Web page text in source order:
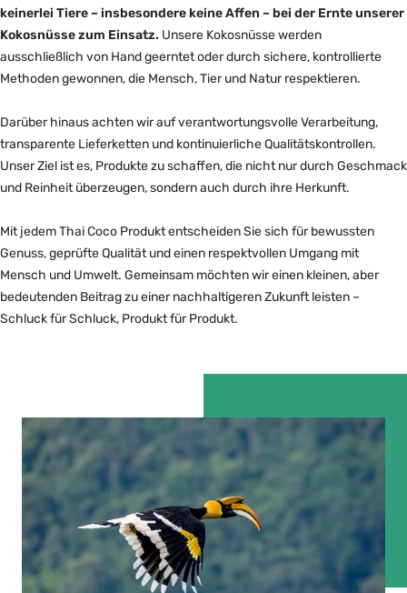
keinerlei Tiere – insbesondere keine Affen – bei der Ernte unserer
Kokosnüsse zum Einsatz. Unsere Kokosnüsse werden
ausschließlich von Hand geerntet oder durch sichere, kontrollierte
Methoden gewonnen, die Mensch, Tier und Natur respektieren.
Darüber hinaus achten wir auf verantwortungsvolle Verarbeitung,
transparente Lieferketten und kontinuierliche Qualitätskontrollen.
Unser Ziel ist es, Produkte zu schaffen, die nicht nur durch Geschmack
und Reinheit überzeugen, sondern auch durch ihre Herkunft.
Mit jedem Thai Coco Produkt entscheiden Sie sich für bewussten
Genuss, geprüfte Qualität und einen respektvollen Umgang mit
Mensch und Umwelt. Gemeinsam möchten wir einen kleinen, aber
bedeutenden Beitrag zu einer nachhaltigeren Zukunft leisten –
Schluck für Schluck, Produkt für Produkt.